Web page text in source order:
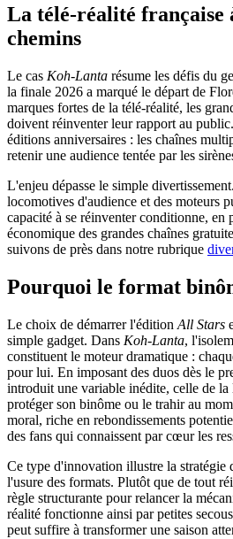
La télé-réalité française
chemins
Le cas Koh-Lanta résume les défis du
la finale 2026 a marqué le départ de
marques fortes de la télé-réalité, les
doivent réinventer leur rapport au
éditions anniversaires : les chaînes
retenir une audience tentée par les
L'enjeu dépasse le simple
locomotives d'audience et des moteurs
capacité à se réinventer conditionne, en
économique des grandes chaînes
suivons de près dans notre rubrique
Pourquoi le format
Le choix de démarrer l'édition All Stars
simple gadget. Dans Koh-Lanta,
constituent le moteur dramatique :
pour lui. En imposant des duos dès le
introduit une variable inédite, celle de
protéger son binôme ou le trahir au
moral, riche en rebondissements
des fans qui connaissent par cœur les
Ce type d'innovation illustre la stratégie
l'usure des formats. Plutôt que de tout
règle structurante pour relancer la
réalité fonctionne ainsi par petites
peut suffire à transformer une saison